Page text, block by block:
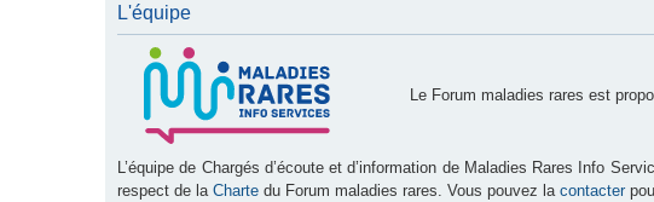
L'équipe
Le Forum maladies rares est
L’équipe de Chargés d’écoute et d’information de Maladies Rares Info
respect de la Charte du Forum maladies rares. Vous pouvez la contacter